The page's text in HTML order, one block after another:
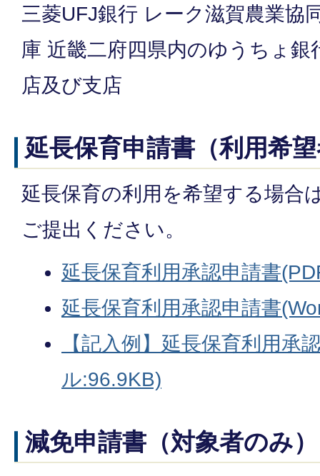
三菱UFJ銀行 レーク滋賀農業協
庫 近畿二府四県内のゆうちょ銀
店及び支店
延長保育申請書（利用希
延長保育の利用を希望する場合
ご提出ください。
延長保育利用承認申請書
延長保育利用承認申請書
【記入例】延長保育利用承
ル:96.9KB)
減免申請書（対象者のみ）